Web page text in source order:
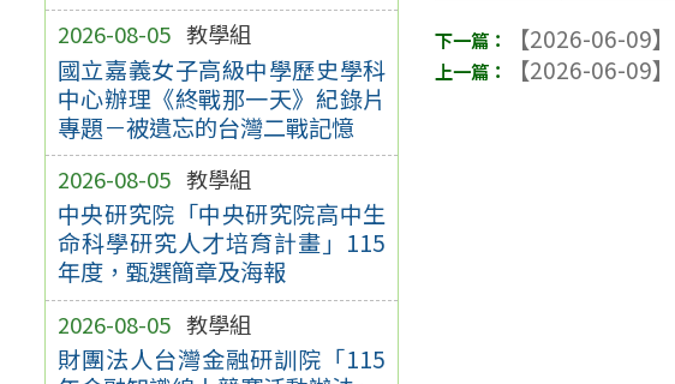
2026-08-05 教學組
國立嘉義女子高級中學歷史學科
中心辦理《終戰那一天》紀錄片
專題－被遺忘的台灣二戰記憶
2026-08-05 教學組
中央研究院「中央研究院高中生
命科學研究人才培育計畫」115
年度，甄選簡章及海報
2026-08-05 教學組
財團法人台灣金融研訓院「115
【2026-06-09】
【2026-06-09】